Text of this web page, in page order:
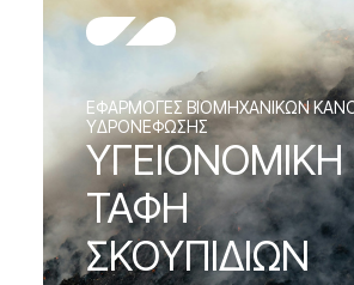
EΦΑΡΜΟΓΕΣ ΒΙΟΜΗΧΑΝΙΚΩΝ
ΥΔΡΟΝΕΦΩΣΗΣ
ΥΓΕΙΟΝΟΜΙΚΗ
ΤΑΦΗ
ΣΚΟΥΠΙΔΙΩΝ